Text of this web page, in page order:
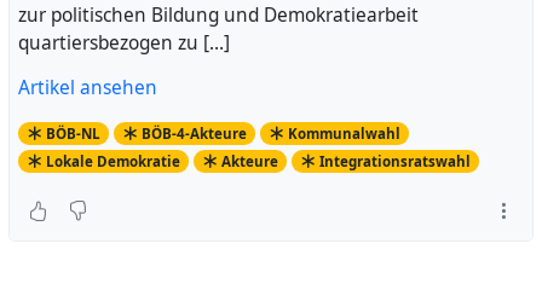
zur politischen Bildung und Demokratiearbeit
quartiersbezogen zu […]
Artikel ansehen
BÖB-NL BÖB-4-Akteure
Kommunalwahl
Lokale Demokratie
Akteure Integrationsratswahl